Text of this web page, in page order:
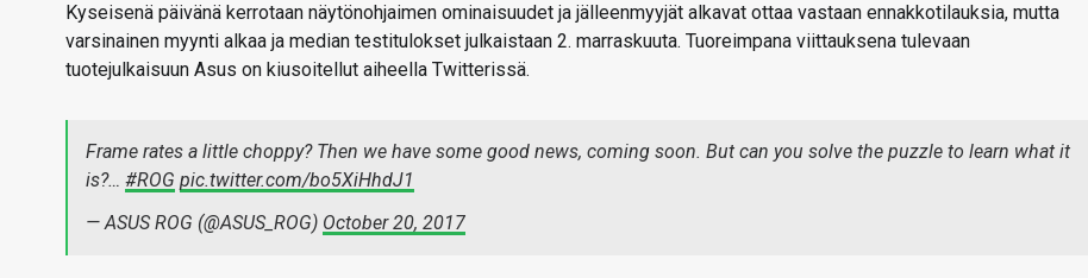
Kyseisenä päivänä kerrotaan näytönohjaimen ominaisuudet ja jälleenmyyjät alkavat ottaa vastaan ennakkotilauksia, mutta
varsinainen myynti alkaa ja median testitulokset julkaistaan 2. marraskuuta. Tuoreimpana viittauksena tulevaan
tuotejulkaisuun Asus on kiusoitellut aiheella Twitterissä.
Frame rates a little choppy? Then we have some good news, coming soon. But can you solve the puzzle to learn what it
is?… #ROG pic.twitter.com/bo5XiHhdJ1
— ASUS ROG (@ASUS_ROG) October 20, 2017